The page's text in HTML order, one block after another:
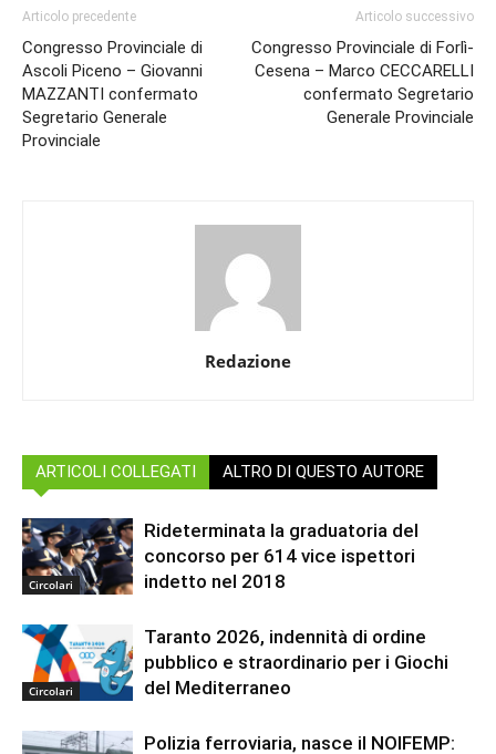
Articolo precedente
Congresso Provinciale di
Ascoli Piceno – Giovanni
MAZZANTI confermato
Segretario Generale
Provinciale
Articolo successivo
Congresso Provinciale di Forlì-
Cesena – Marco CECCARELLI
confermato Segretario
Generale Provinciale
Redazione
ARTICOLI COLLEGATI ALTRO DI QUESTO AUTORE
Circolari
Rideterminata la graduatoria del
concorso per 614 vice ispettori
indetto nel 2018
Circolari
Taranto 2026, indennità di ordine
pubblico e straordinario per i Giochi
del Mediterraneo
Polizia ferroviaria, nasce il NOIFEMP: